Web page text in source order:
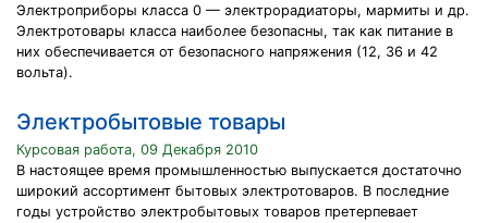
Электроприборы класса 0 — электрорадиаторы, мармиты и др.
Электротовары класса наиболее безопасны, так как питание в
них обеспечивается от безопасного напряжения (12, 36 и 42
вольта).
Электробытовые товары
Курсовая работа, 09 Декабря 2010
В настоящее время промышленностью выпускается достаточно
широкий ассортимент бытовых электротоваров. В последние
годы устройство электробытовых товаров претерпевает